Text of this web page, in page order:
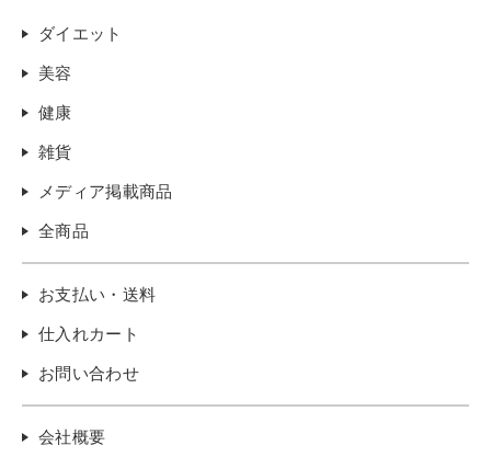
ダイエット
美容
健康
雑貨
メディア掲載商品
全商品
お支払い・送料
仕入れカート
お問い合わせ
会社概要